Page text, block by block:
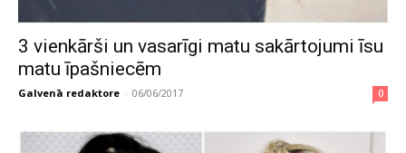
3 vienkārši un vasarīgi matu sakārtojumi īsu
matu īpašniecēm
Galvenā redaktore - 06/06/2017 0